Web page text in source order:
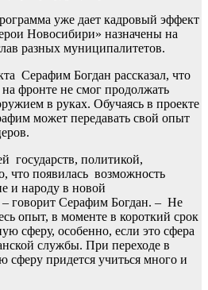
уже дает кадровый эффект
Новосибири» назначены на
разных муниципалитетов.
Серафим Богдан рассказал, что
на фронте не смог продолжать
в руках. Обучаясь в проекте
может передавать свой опыт
государств, политикой,
что появилась возможность
и народу в новой
– говорит Серафим Богдан. – Не
опыт, в моменте в короткий срок
сферу, особенно, если это сфера
службы. При переходе в
сферу придется учиться много и